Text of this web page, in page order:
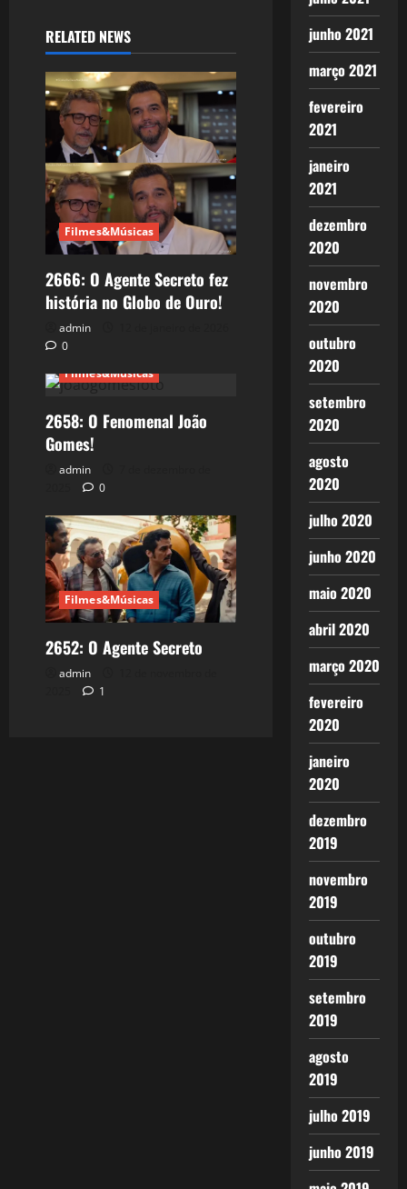
RELATED NEWS
Filmes&Músicas
2666: O Agente Secreto fez
história no Globo de Ouro!
admin
0
Filmes&Músicas
2658: O Fenomenal João
Gomes!
admin
0
Filmes&Músicas
2652: O Agente Secreto
admin
1
junho 2021
março 2021
fevereiro
2021
janeiro
2021
dezembro
2020
novembro
2020
outubro
2020
setembro
2020
agosto
2020
julho 2020
junho 2020
maio 2020
abril 2020
março 2020
fevereiro
2020
janeiro
2020
dezembro
2019
novembro
2019
outubro
2019
setembro
2019
agosto
2019
julho 2019
junho 2019